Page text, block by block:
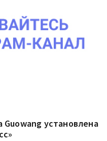
установлена